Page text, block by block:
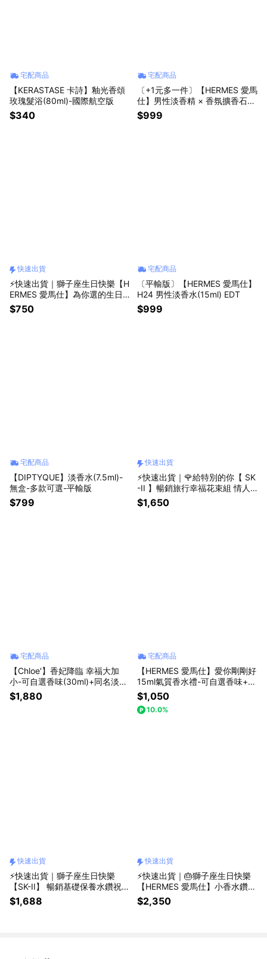
宅配商品
【KERASTASE 卡詩】釉光香頌
玫瑰髮浴(80ml)-國際航空版
$340
宅配商品
〔+1元多一件〕【HERMES 愛馬
仕】男性淡香精 × 香氛擴香石仙
人掌擺飾組-多款可選-大地/H2
$999
快速出貨
⚡快速出貨｜獅子座生日快樂【H
ERMES 愛馬仕】為你選的生日
禮-可自選香味(7.5ml)+生日髮
箍/化妝鏡 附蝴蝶結禮袋
$750
宅配商品
〔平輸版〕【HERMES 愛馬仕】
H24 男性淡香水(15ml) EDT
$999
宅配商品
【DIPTYQUE】淡香水(7.5ml)-
無盒-多款可選-平輸版
$799
快速出貨
⚡快速出貨｜🌹給特別的你【 SK
-II 】暢銷旅行幸福花束組 情人
節禮物 情人節限定 女朋友禮物
$1,650
宅配商品
【Chloe'】香妃降臨 幸福大加
小-可自選香味(30ml)+同名淡香
精(5ml) 附花束隨身化妝鏡禮袋
$1,880
宅配商品
【HERMES 愛馬仕】愛你剛剛好
15ml氣質香水禮-可自選香味+珍
珠兔吊飾+韓系手提袋
$1,050
10.0%
快速出貨
⚡快速出貨｜獅子座生日快樂
【SK-II】 暢銷基礎保養水鑽祝福
組 平輸版
$1,688
快速出貨
⚡快速出貨｜🎂獅子座生日快樂
【HERMES 愛馬仕】小香水鑽慶
生花束組 生日禮物 閨蜜禮物 情
人節禮物 慶生禮物〔平輸版〕
$2,350